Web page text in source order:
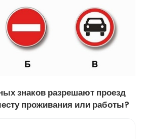
знаков разрешают проезд
проживания или работы?